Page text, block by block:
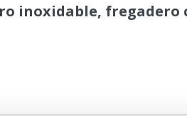
inoxidable, fregadero